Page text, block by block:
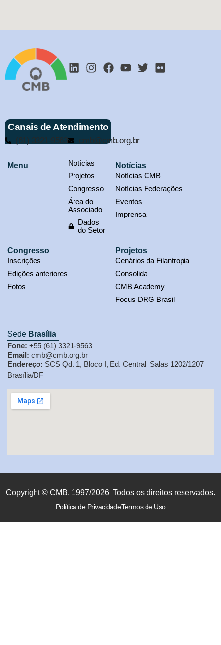
Canais de Atendimento
(61) 3321-9563 cmb@cmb.org.br
Menu
Notícias
Projetos
Congresso
Área do
Associado
Dados
do Setor
Notícias
Notícias CMB
Notícias Federações
Eventos
Imprensa
Congresso
Inscrições
Edições anteriores
Fotos
Projetos
Cenários da Filantropia
Consolida
CMB Academy
Focus DRG Brasil
Sede Brasília
Fone: +55 (61) 3321-9563
Email: cmb@cmb.org.br
Endereço: SCS Qd. 1, Bloco I, Ed. Central, Salas 1202/1207
Brasília/DF
Copyright © CMB, 1997/2026. Todos os direitos reservados.
Política de PrivacidadeTermos de Uso